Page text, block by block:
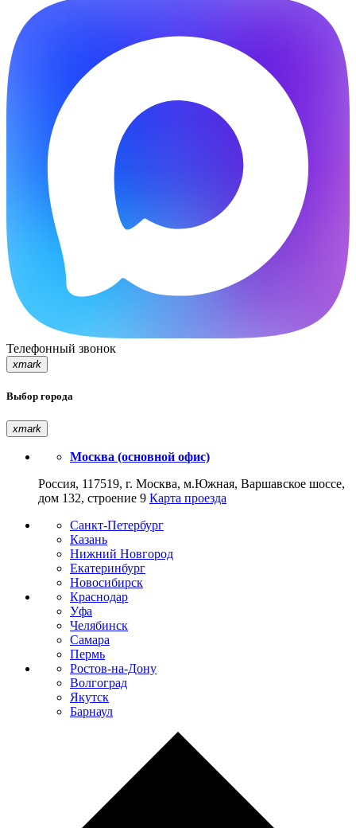
Телефонный звонок
xmark
Выбор города
xmark
Москва (основной офис)
Россия, 117519, г. Москва, м.Южная, Варшавское шоссе,
дом 132, строение 9 Карта проезда
Санкт-Петербург
Казань
Нижний Новгород
Екатеринбург
Новосибирск
Краснодар
Уфа
Челябинск
Самара
Пермь
Ростов-на-Дону
Волгоград
Якутск
Барнаул